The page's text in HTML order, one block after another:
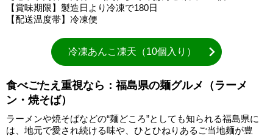
【賞味期限】製造日より冷凍で180日
【配送温度帯】冷凍便
冷凍あんこ凍天（10個入り）
食べごたえ重視なら：福島県の麺グルメ（ラーメ
ン・焼そば）
ラーメンや焼そばなどの“麺どころ”としても知られる福島県に
は、地元で愛され続ける味や、ひとひねりあるご当地麺が豊